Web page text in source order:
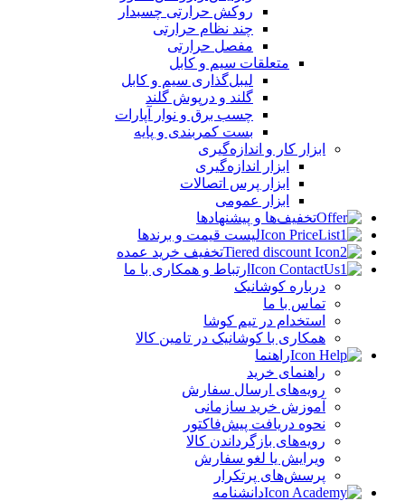
روکش حرارتی چسبدار
چند نظام حرارتی
مفصل حرارتی
متعلقات سیم و کابل
لیبل‌گذاری سیم و کابل
گلند و درپوش گلند
چسب برق و نوار آپارات
بست کمربندی و پایه
ابزار کار و اندازه‌گیری
ابزار اندازه‌گیری
ابزار پرس اتصالات
ابزار عمومی
تخفیف‌ها و پیشنهادها
لیست قیمت و برندها
تخفیف خرید عمده
ارتباط و همکاری با ما
درباره کوشانیک
تماس با ما
استخدام در تیم کوشا
همکاری با کوشانیک در تامین کالا
راهنما
راهنمای خرید
رویه‌های ارسال سفارش
آموزش خرید سازمانی
نحوه دریافت پیش‌فاکتور
رویه‌های بازگرداندن کالا
ویرایش یا لغو سفارش
پرسش‌های پرتکرار
دانشنامه